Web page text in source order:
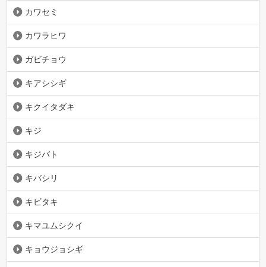
カワセミ
カワラヒワ
ガビチョウ
キアシシギ
キクイタダキ
キジ
キジバト
キバシリ
キビタキ
キマユムシクイ
キョウジョシギ